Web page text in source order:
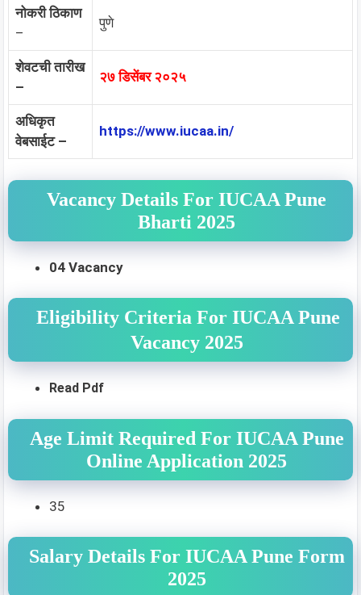
नोकरी ठिकाण
–
पुणे
शेवटची तारीख
–
२७ डिसेंबर २०२५
अधिकृत
वेबसाईट –
https://www.iucaa.in/
Vacancy Details For IUCAA Pune
Bharti 2025
04 Vacancy
Eligibility Criteria For IUCAA Pune
Vacancy 2025
Read Pdf
Age Limit Required For IUCAA Pune
Online Application 2025
35
Salary Details For IUCAA Pune Form
2025